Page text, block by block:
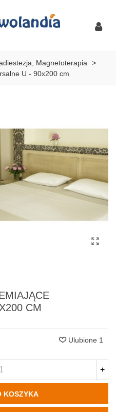
Magnetoterapia
>
U - 90x200 cm
CM
Ulubione 1
+
KOSZYKA